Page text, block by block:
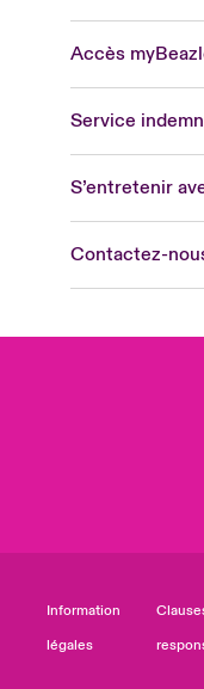
Accès
Service
S’entretenir
Contactez-
Information
légales